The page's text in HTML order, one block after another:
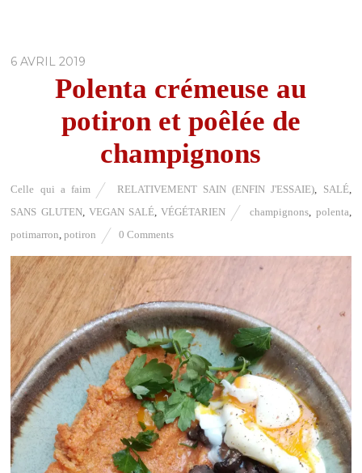
6 AVRIL 2019
Polenta crémeuse au
potiron et poêlée de
champignons
Celle qui a faim RELATIVEMENT SAIN (ENFIN J'ESSAIE), SALÉ,
SANS GLUTEN, VEGAN SALÉ,VÉGÉTARIEN champignons, polenta,
potimarron,potiron 0 Comments